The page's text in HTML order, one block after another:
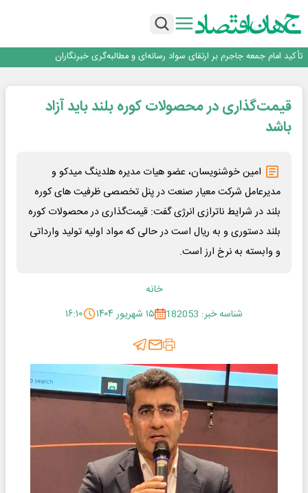
طلبکاران ارزی دولت در انتظار نخستین پالس حیاتی از سازمان برنامه و بودجه
شرکت را در صدر قرار داده است
تأکید امام جمعه جاجرم بر ارتقای سواد رسانه‌ای و مطالبه‌گری خبرنگاران
قیمت‌گذاری دستوری از خودرو تا حوزه فولاد، یک تجربه شکست خورده!
طلبکاران ارزی دولت در انتظار نخستین پالس حیاتی از سازمان برنامه و بودجه
خدمت رسانی بیمه دی با تکیه بر تحول دیجیتال همراه با افزایش کیفیت ، این
شرکت را در صدر قرار داده است
قیمت‌گذاری در محصولات کوره بلند باید آزاد
باشد
​ امین خوشنویسان، عضو هیات مدیره هلدینگ میدکو و
مدیرعامل شرکت معیار صنعت در پنل تخصصی ظرفیت های کوره
بلند در شرایط ناترازی انرژی گفت: قیمت‌گذاری در محصولات کوره
بلند دستوری و به ریال است در حالی که مواد اولیه تولید وارداتی
و وابسته به نرخ ارز است.
خانه
شناسه خبر: 182053
۱۵ شهریور ۱۴۰۴ ۱۶:۱۰